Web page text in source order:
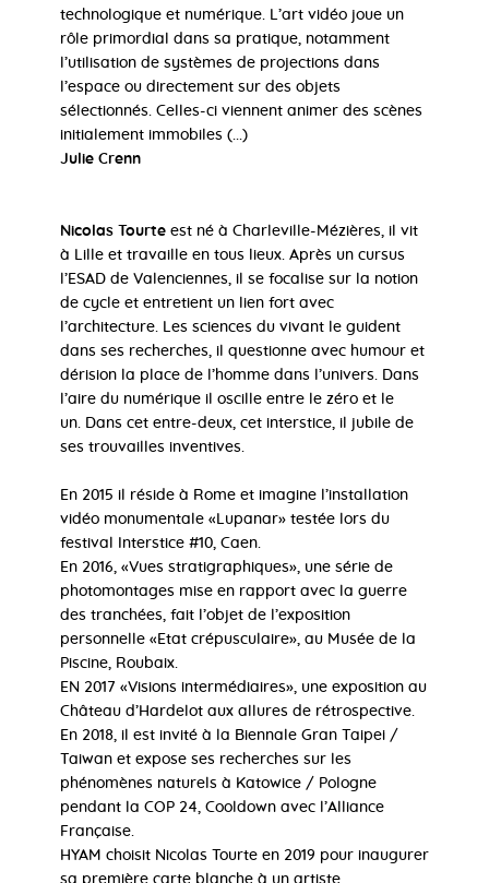
technologique et numérique. L’art vidéo joue un
rôle primordial dans sa pratique, notamment
l’utilisation de systèmes de projections dans
l’espace ou directement sur des objets
sélectionnés. Celles-ci viennent animer des scènes
initialement immobiles (...)
Julie Crenn
Nicolas Tourte est né à Charleville-Mézières, il vit
à Lille et travaille en tous lieux. Après un cursus
l’ESAD de Valenciennes, il se focalise sur la notion
de cycle et entretient un lien fort avec
l’architecture. Les sciences du vivant le guident
dans ses recherches, il questionne avec humour et
dérision la place de l’homme dans l’univers. Dans
l’aire du numérique il oscille entre le zéro et le
un. Dans cet entre-deux, cet interstice, il jubile de
ses trouvailles inventives.
En 2015 il réside à Rome et imagine l’installation
vidéo monumentale «Lupanar» testée lors du
festival Interstice #10, Caen.
En 2016, «Vues stratigraphiques», une série de
photomontages mise en rapport avec la guerre
des tranchées, fait l’objet de l’exposition
personnelle «Etat crépusculaire», au Musée de la
Piscine, Roubaix.
EN 2017 «Visions intermédiaires», une exposition au
Château d’Hardelot aux allures de rétrospective.
En 2018, il est invité à la Biennale Gran Taipei /
Taiwan et expose ses recherches sur les
phénomènes naturels à Katowice / Pologne
pendant la COP 24, Cooldown avec l’Alliance
Française.
HYAM choisit Nicolas Tourte en 2019 pour inaugurer
sa première carte blanche à un artiste